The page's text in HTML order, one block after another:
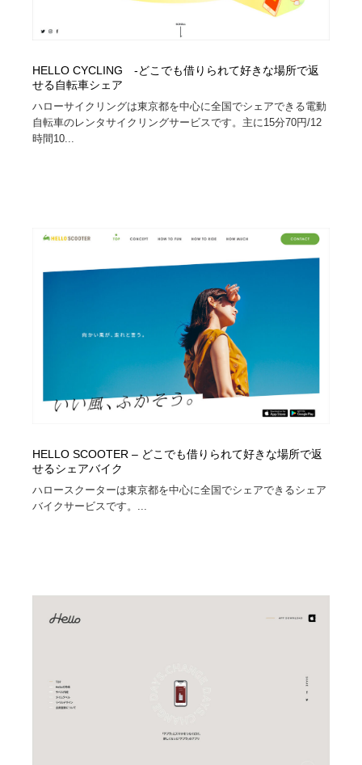
HELLO CYCLING -どこでも借りられて好きな場所で返
せる自転車シェア
ハローサイクリングは東京都を中心に全国でシェアできる電動
自転車のレンタサイクリングサービスです。主に15分70円/12
時間10...
HELLO SCOOTER – どこでも借りられて好きな場所で返
せるシェアバイク
ハロースクーターは東京都を中心に全国でシェアできるシェア
バイクサービスです。...